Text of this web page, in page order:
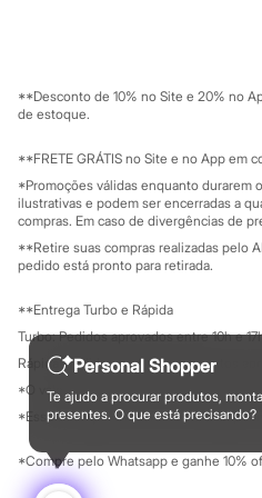
Perfumes árabes
Novidades
Condicionador
Escovas e Pentes
Finalizadores
Shampoo
Tratamento
Cuidados com o corpo
Hidratante
Protetor solar
Tratamento
Cuidados com o rosto
Esfoliante
Hidratante
Protetor solar
Tônicos
Base
Batom
Personal Shopper
Te ajudo a procurar produtos,
presentes. O que está precisando?
Mapa do site
Investidores
Privacidade
Configuração de cookies
Minha privacidade
Formas de pagamento
**Desconto de 10% no Site e 20% no
de estoque.
**FRETE GRÁTIS no Site e no App em
*Promoções válidas enquanto durarem
ilustrativas e podem ser encerradas a
compras. Em caso de divergências de
**Retire suas compras realizadas pelo
pedido está pronto para retirada.
**Entrega Turbo e Rápida
Turbo: Pedidos aprovados entre 10h e
Rápida: Pedidos com os pagamentos
*O valor do frete para o turbo é R$
*Essa condição ainda não estará
*Compre pelo Whatsapp e ganhe 10%